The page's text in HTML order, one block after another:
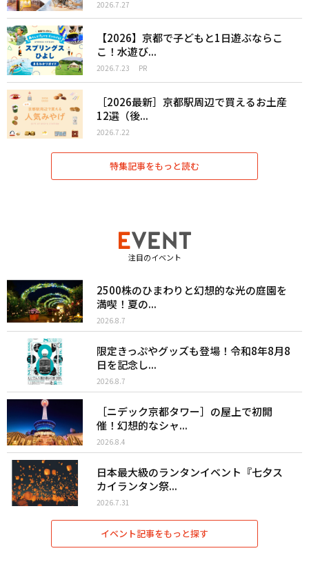
2026.7.27
【2026】京都で子どもと1日遊ぶならこ
こ！水遊び...
2026.7.23 PR
［2026最新］京都駅周辺で買えるお土産
12選（後...
2026.7.22
特集記事をもっと読む
注目のイベント
2500株のひまわりと幻想的な光の庭園を
満喫！夏の...
2026.8.7
限定きっぷやグッズも登場！令和8年8月8
日を記念し...
2026.8.7
［ニデック京都タワー］の屋上で初開
催！幻想的なシャ...
2026.8.4
日本最大級のランタンイベント『七夕ス
カイランタン祭...
2026.7.31
イベント記事をもっと探す